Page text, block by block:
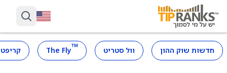
חדשות שוק ההון וול סטריט ™
The Fly